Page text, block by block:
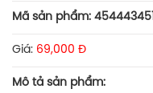
Mã sản phẩm:
Giá: 69,000 Đ
Mô tả sản phẩm: